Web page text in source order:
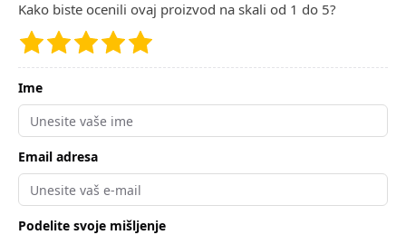
Kako biste ocenili ovaj proizvod na skali od 1 do 5?
Ime
Email adresa
Podelite svoje mišljenje